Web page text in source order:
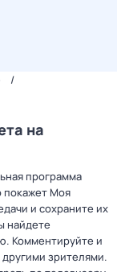
на
программа
покажет Моя
и сохраните их
найдете
Комментируйте и
зрителями.